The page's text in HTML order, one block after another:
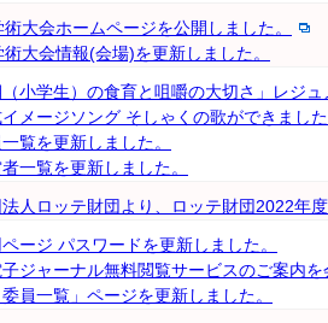
大会ホームページを公開しました。
大会情報(会場)を更新しました。
（小学生）の食育と咀嚼の大切さ」レジ
メージソング そしゃくの歌ができまし
覧を更新しました。
一覧を更新しました。
人ロッテ財団より、ロッテ財団2022年
ージ パスワードを更新しました。
ジャーナル無料閲覧サービスのご案内
委員一覧」ページを更新しました。